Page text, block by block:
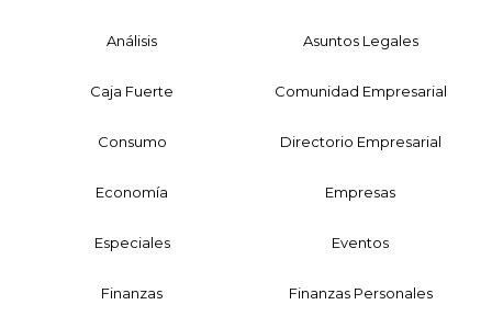
Análisis Asuntos Legales
Caja Fuerte Comunidad Empresarial
Consumo Directorio Empresarial
Economía Empresas
Especiales Eventos
Finanzas Finanzas Personales